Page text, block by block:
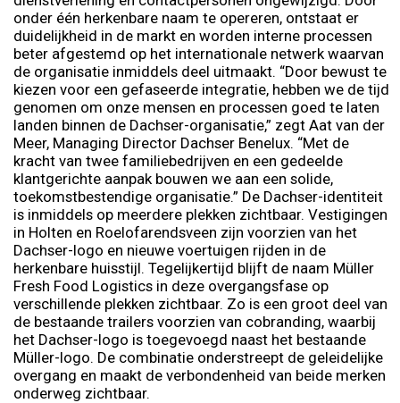
onder één herkenbare naam te opereren, ontstaat er
duidelijkheid in de markt en worden interne processen
beter afgestemd op het internationale netwerk waarvan
de organisatie inmiddels deel uitmaakt. “Door bewust te
kiezen voor een gefaseerde integratie, hebben we de tijd
genomen om onze mensen en processen goed te laten
landen binnen de Dachser-organisatie,” zegt Aat van der
Meer, Managing Director Dachser Benelux. “Met de
kracht van twee familiebedrijven en een gedeelde
klantgerichte aanpak bouwen we aan een solide,
toekomstbestendige organisatie.” De Dachser-identiteit
is inmiddels op meerdere plekken zichtbaar. Vestigingen
in Holten en Roelofarendsveen zijn voorzien van het
Dachser-logo en nieuwe voertuigen rijden in de
herkenbare huisstijl. Tegelijkertijd blijft de naam Müller
Fresh Food Logistics in deze overgangsfase op
verschillende plekken zichtbaar. Zo is een groot deel van
de bestaande trailers voorzien van cobranding, waarbij
het Dachser-logo is toegevoegd naast het bestaande
Müller-logo. De combinatie onderstreept de geleidelijke
overgang en maakt de verbondenheid van beide merken
onderweg zichtbaar.